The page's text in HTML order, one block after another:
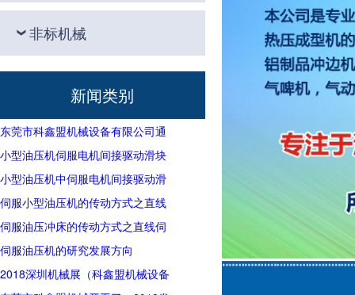
非标机械
新闻类别
东莞市科鑫盟机械设备有限公司通
过2018年高新技术企业
小型油压机伺服电机间接驱动滑块
小型油压机中伺服电机间接驱动滑
块
伺服小型油压机的传动方式之直线
伺服电机直接驱动滑块
伺服油压冲床的传动方式之直线伺
服电机直接驱动滑块
伺服油压机的研究发展方向
2018深圳机械展（科鑫盟机械设备